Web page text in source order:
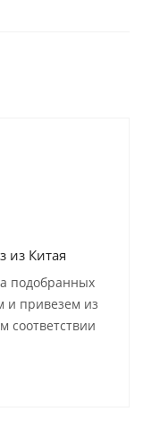
из Китая
подобранных
и привезем из
соответствии